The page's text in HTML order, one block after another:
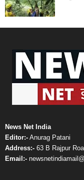
News Net India
Editor:- Anurag Patani
Address:- 63 B Rajpur
Email:-